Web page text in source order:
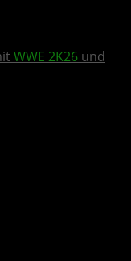
WWE 2K26 und